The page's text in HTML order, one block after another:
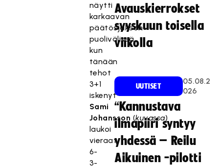
näytti
karkaavan
päätösjakson
puolivälissä,
kun
tänään
tehot
3+1
iskenyt
Sami
Johansson (kuvassa)
laukoi
vieraat
6-
3-
Avauskierrokset
syyskuun toisella
viikolla
UUTISET
05.08.2
026
“Kannustava
ilmapiiri syntyy
yhdessä – Reilu
Aikuinen -pilotti